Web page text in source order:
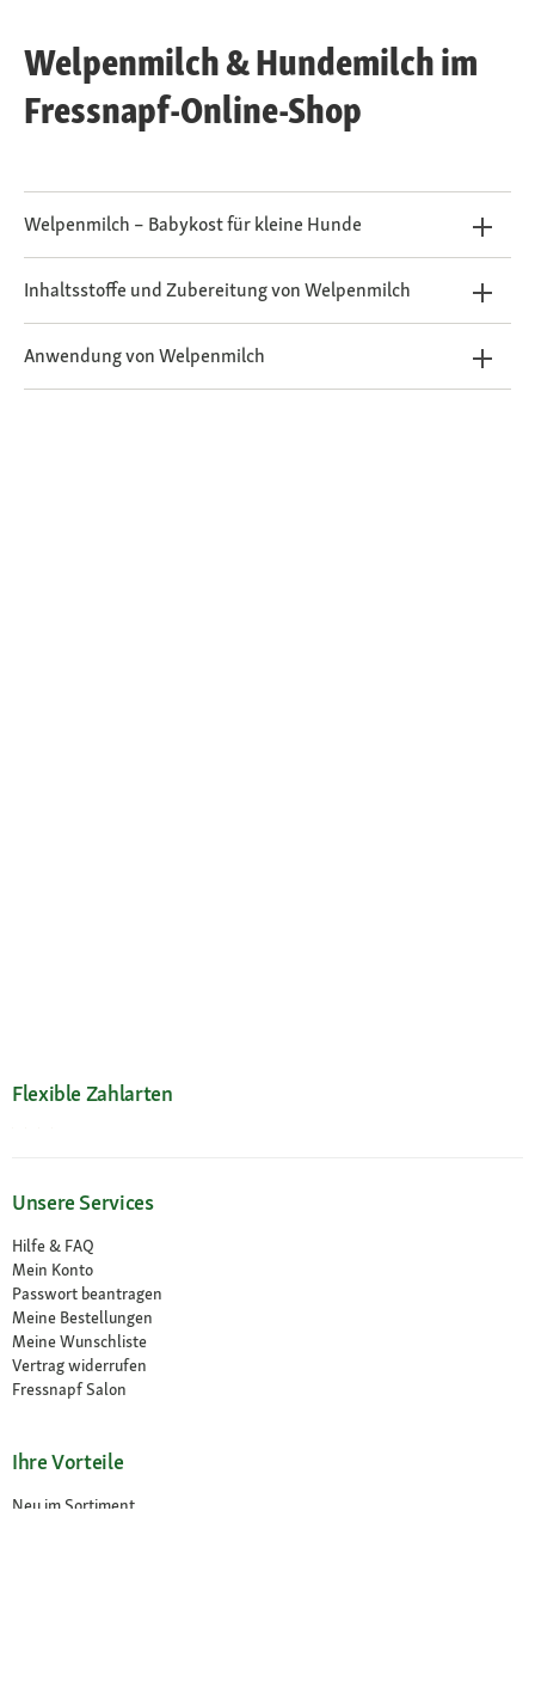
Welpenmilch & Hundemilch im
Fressnapf-Online-Shop
Welpenmilch – Babykost für kleine Hunde
Inhaltsstoffe und Zubereitung von Welpenmilch
Anwendung von Welpenmilch
Flexible Zahlarten
Unsere Services
Hilfe & FAQ
Mein Konto
Passwort beantragen
Meine Bestellungen
Meine Wunschliste
Vertrag widerrufen
Fressnapf Salon
Ihre Vorteile
Neu im Sortiment